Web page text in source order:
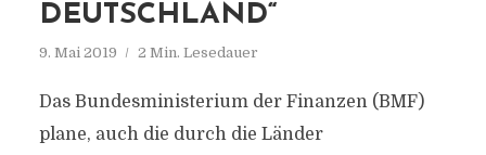
DEUTSCHLAND“
9. Mai 2019 2 Min. Lesedauer
Das Bundesministerium der Finanzen (BMF)
plane, auch die durch die Länder